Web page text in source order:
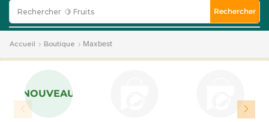
Rechercher 🍋 Fruits Rechercher
Accueil Boutique Maxbest
NOUVEAU